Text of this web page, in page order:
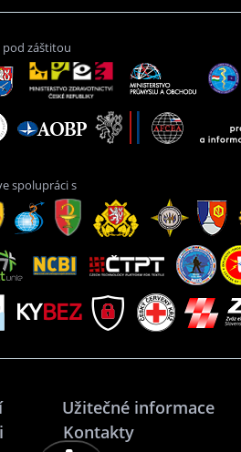
pod záštitou
spolupráci s
Užitečné informace
Kontakty